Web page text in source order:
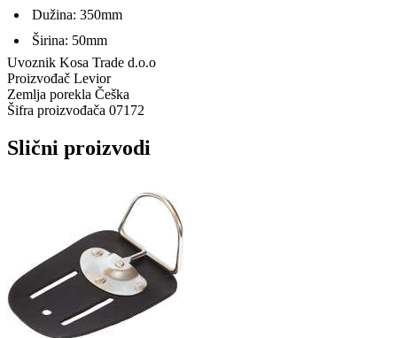
Dužina: 350mm
Širina: 50mm
Uvoznik Kosa Trade d.o.o
Proizvođač Levior
Zemlja porekla Češka
Šifra proizvođača 07172
Slični proizvodi